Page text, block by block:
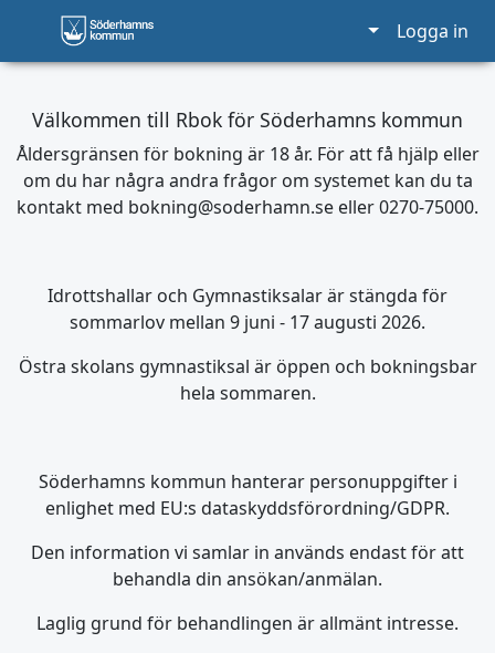
Logga in
Välkommen till Rbok för Söderhamns kommun
Åldersgränsen för bokning är 18 år. För att få hjälp eller
om du har några andra frågor om systemet kan du ta
kontakt med bokning@soderhamn.se eller 0270-75000.
Idrottshallar och Gymnastiksalar är stängda för
sommarlov mellan 9 juni - 17 augusti 2026.
Östra skolans gymnastiksal är öppen och bokningsbar
hela sommaren.
Söderhamns kommun hanterar personuppgifter i
enlighet med EU:s dataskyddsförordning/GDPR.
Den information vi samlar in används endast för att
behandla din ansökan/anmälan.
Laglig grund för behandlingen är allmänt intresse.